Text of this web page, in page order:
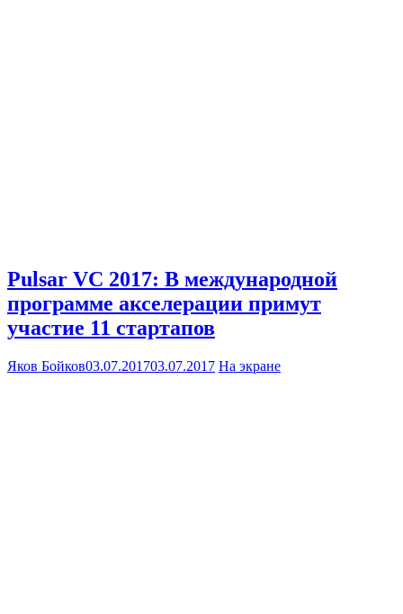
Pulsar VC 2017: В международной
программе акселерации примут
участие 11 стартапов
Яков Бойков03.07.201703.07.2017 На экране